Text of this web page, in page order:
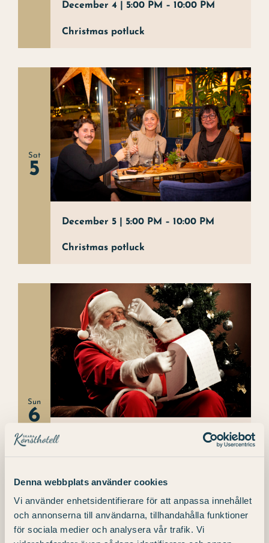
Denna webbplats använder cookies
Vi använder enhetsidentifierare för att anpassa innehållet
och annonserna till användarna, tillhandahålla funktioner
för sociala medier och analysera vår trafik. Vi
Christmas potluck
December 4 | 5:00 PM – 10:00 PM
Sat
5
Christmas potluck
December 5 | 5:00 PM – 10:00 PM
Sun
6
in attendance!
Skara Konsthotell4
Vilangatan, Skara